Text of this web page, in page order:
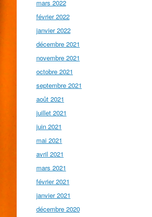
mars 2022
février 2022
janvier 2022
décembre 2021
novembre 2021
octobre 2021
septembre 2021
août 2021
juillet 2021
juin 2021
mai 2021
avril 2021
mars 2021
février 2021
janvier 2021
décembre 2020